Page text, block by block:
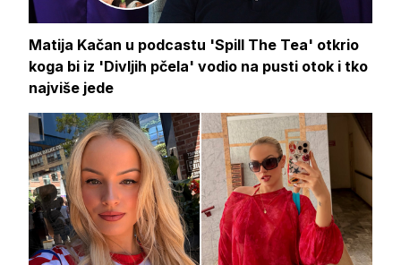
Matija Kačan u podcastu 'Spill The Tea' otkrio
koga bi iz 'Divljih pčela' vodio na pusti otok i tko
najviše jede